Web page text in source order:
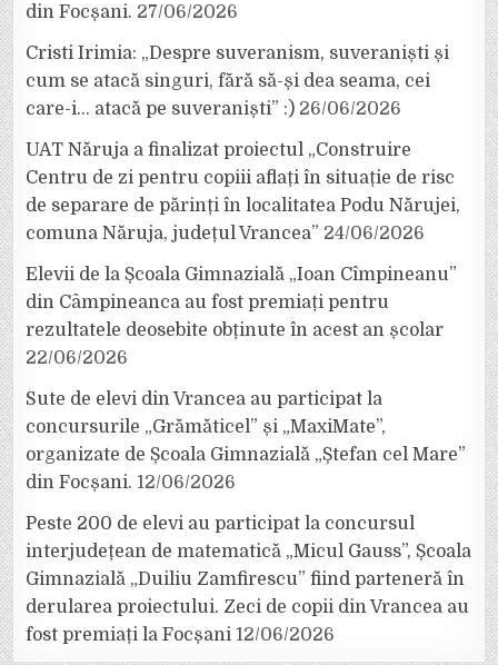
din Focșani. 27/06/2026
Cristi Irimia: „Despre suveranism, suveraniști și
cum se atacă singuri, fără să-și dea seama, cei
care-i… atacă pe suveraniști” :) 26/06/2026
UAT Năruja a finalizat proiectul „Construire
Centru de zi pentru copiii aflați în situație de risc
de separare de părinți în localitatea Podu Nărujei,
comuna Năruja, județul Vrancea” 24/06/2026
Elevii de la Școala Gimnazială „Ioan Cîmpineanu”
din Câmpineanca au fost premiați pentru
rezultatele deosebite obținute în acest an școlar
22/06/2026
Sute de elevi din Vrancea au participat la
concursurile „Grămăticel” și „MaxiMate”,
organizate de Școala Gimnazială „Ștefan cel Mare”
din Focșani. 12/06/2026
Peste 200 de elevi au participat la concursul
interjudețean de matematică „Micul Gauss”, Școala
Gimnazială „Duiliu Zamfirescu” fiind parteneră în
derularea proiectului. Zeci de copii din Vrancea au
fost premiați la Focșani 12/06/2026